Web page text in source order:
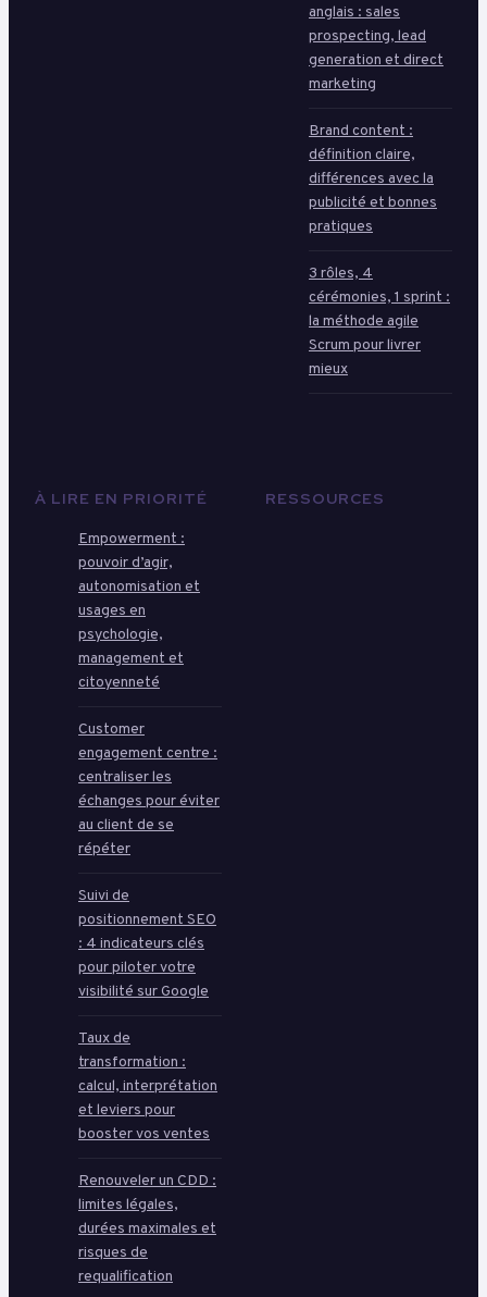
anglais : sales
prospecting, lead
generation et direct
marketing
Brand content :
définition claire,
différences avec la
publicité et bonnes
pratiques
3 rôles, 4
cérémonies, 1 sprint :
la méthode agile
Scrum pour livrer
mieux
À LIRE EN PRIORITÉ
Empowerment :
pouvoir d’agir,
autonomisation et
usages en
psychologie,
management et
citoyenneté
Customer
engagement centre :
centraliser les
échanges pour éviter
au client de se
répéter
Suivi de
positionnement SEO
: 4 indicateurs clés
pour piloter votre
visibilité sur Google
Taux de
transformation :
calcul, interprétation
et leviers pour
booster vos ventes
Renouveler un CDD :
limites légales,
durées maximales et
risques de
requalification
RESSOURCES